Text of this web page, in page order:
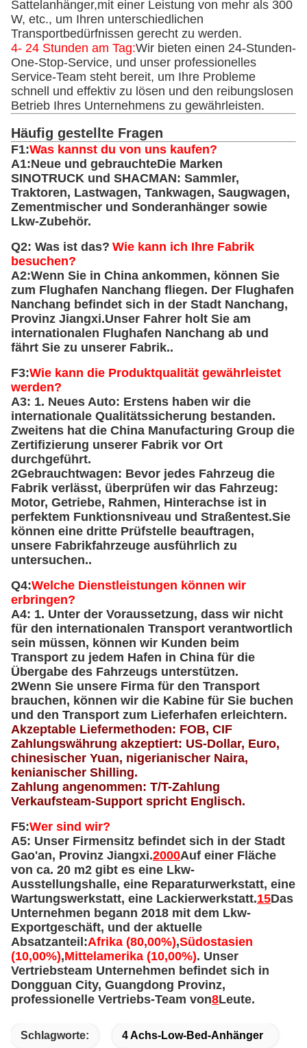
Sattelanhänger,mit einer Leistung von mehr als 300
W, etc., um Ihren unterschiedlichen
Transportbedürfnissen gerecht zu werden.
4- 24 Stunden am Tag:Wir bieten einen 24-Stunden-
One-Stop-Service, und unser professionelles
Service-Team steht bereit, um Ihre Probleme
schnell und effektiv zu lösen und den reibungslosen
Betrieb Ihres Unternehmens zu gewährleisten.
Häufig gestellte Fragen
F1:Was kannst du von uns kaufen?
A1:Neue und gebrauchteDie Marken
SINOTRUCK und SHACMAN: Sammler,
Traktoren, Lastwagen, Tankwagen, Saugwagen,
Zementmischer und Sonderanhänger sowie
Lkw-Zubehör.
Q2: Was ist das? Wie kann ich Ihre Fabrik
besuchen?
A2:Wenn Sie in China ankommen, können Sie
zum Flughafen Nanchang fliegen. Der Flughafen
Nanchang befindet sich in der Stadt Nanchang,
Provinz Jiangxi.Unser Fahrer holt Sie am
internationalen Flughafen Nanchang ab und
fährt Sie zu unserer Fabrik..
F3:Wie kann die Produktqualität gewährleistet
werden?
A3: 1. Neues Auto: Erstens haben wir die
internationale Qualitätssicherung bestanden.
Zweitens hat die China Manufacturing Group die
Zertifizierung unserer Fabrik vor Ort
durchgeführt.
2Gebrauchtwagen: Bevor jedes Fahrzeug die
Fabrik verlässt, überprüfen wir das Fahrzeug:
Motor, Getriebe, Rahmen, Hinterachse ist in
perfektem Funktionsniveau und Straßentest.Sie
können eine dritte Prüfstelle beauftragen,
unsere Fabrikfahrzeuge ausführlich zu
untersuchen..
Q4:Welche Dienstleistungen können wir
erbringen?
A4: 1. Unter der Voraussetzung, dass wir nicht
für den internationalen Transport verantwortlich
sein müssen, können wir Kunden beim
Transport zu jedem Hafen in China für die
Übergabe des Fahrzeugs unterstützen.
2Wenn Sie unsere Firma für den Transport
brauchen, können wir die Kabine für Sie buchen
und den Transport zum Lieferhafen erleichtern.
Akzeptable Liefermethoden: FOB, CIF
Zahlungswährung akzeptiert: US-Dollar, Euro,
chinesischer Yuan, nigerianischer Naira,
kenianischer Shilling.
Zahlung angenommen: T/T-Zahlung
Verkaufsteam-Support spricht Englisch.
F5:Wer sind wir?
A5: Unser Firmensitz befindet sich in der Stadt
Gao'an, Provinz Jiangxi.2000Auf einer Fläche
von ca. 20 m2 gibt es eine Lkw-
Ausstellungshalle, eine Reparaturwerkstatt, eine
Wartungswerkstatt, eine Lackierwerkstatt.15Das
Unternehmen begann 2018 mit dem Lkw-
Exportgeschäft, und der aktuelle
Absatzanteil:Afrika (80,00%),Südostasien
(10,00%),Mittelamerika (10,00%). Unser
Vertriebsteam Unternehmen befindet sich in
Dongguan City, Guangdong Provinz,
professionelle Vertriebs-Team von8Leute.
Schlagworte: 4 Achs-Low-Bed-Anhänger